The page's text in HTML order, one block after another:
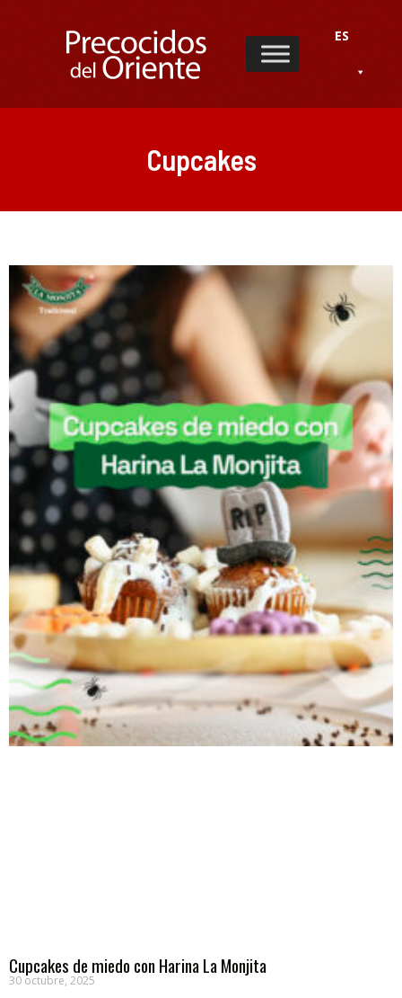
ES
Cupcakes
Cupcakes de miedo con Harina La Monjita
30 octubre, 2025